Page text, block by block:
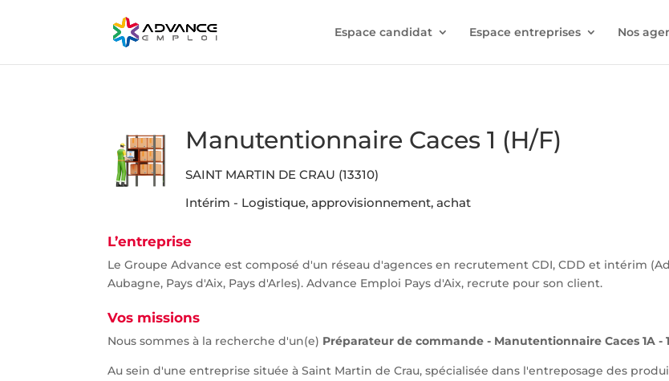
Espace candidat Espace entreprises Nos
Manutentionnaire Caces 1 (H/F)
SAINT MARTIN DE CRAU (13310)
Intérim - Logistique, approvisionnement, achat
L’entreprise
Le Groupe Advance est composé d'un réseau d'agences en recrutement CDI, CDD et intérim
Aubagne, Pays d'Aix, Pays d'Arles). Advance Emploi Pays d'Aix, recrute pour son client.
Vos missions
Nous sommes à la recherche d'un(e) Préparateur de commande - Manutentionnaire Caces 1A -
Au sein d'une entreprise située à Saint Martin de Crau, spécialisée dans l'entreposage des